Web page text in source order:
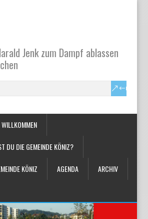
Jenk zum Dampf ablassen
WILLKOMMEN
DU DIE GEMEINDE KÖNIZ?
KÖNIZ AGENDA ARCHIV